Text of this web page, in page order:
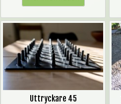
Uttryckare 45